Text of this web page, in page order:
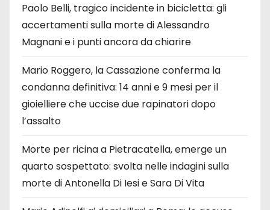
Paolo Belli, tragico incidente in bicicletta: gli
accertamenti sulla morte di Alessandro
Magnani e i punti ancora da chiarire
Mario Roggero, la Cassazione conferma la
condanna definitiva: 14 anni e 9 mesi per il
gioielliere che uccise due rapinatori dopo
l’assalto
Morte per ricina a Pietracatella, emerge un
quarto sospettato: svolta nelle indagini sulla
morte di Antonella Di Iesi e Sara Di Vita